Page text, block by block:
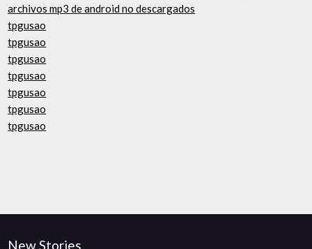
archivos mp3 de android no descargados
tpgusao
tpgusao
tpgusao
tpgusao
tpgusao
tpgusao
tpgusao
New Stories